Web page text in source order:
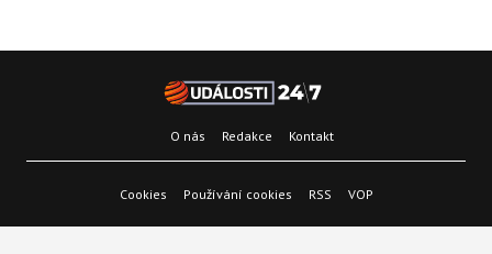
O nás Redakce Kontakt
Cookies Používání cookies RSS VOP